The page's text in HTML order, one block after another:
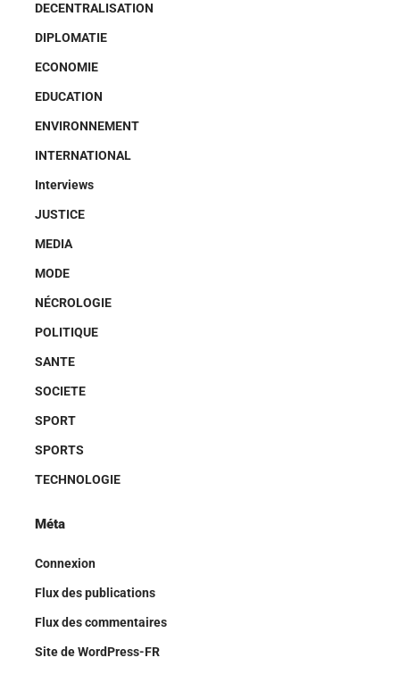
DECENTRALISATION
DIPLOMATIE
ECONOMIE
EDUCATION
ENVIRONNEMENT
INTERNATIONAL
Interviews
JUSTICE
MEDIA
MODE
NÉCROLOGIE
POLITIQUE
SANTE
SOCIETE
SPORT
SPORTS
TECHNOLOGIE
Méta
Connexion
Flux des publications
Flux des commentaires
Site de WordPress-FR